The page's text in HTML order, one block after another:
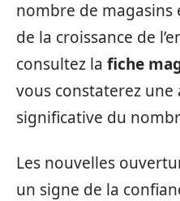
nombre de magasins
de la croissance de
consultez la fiche
vous constaterez
significative du
Les nouvelles
un signe de la